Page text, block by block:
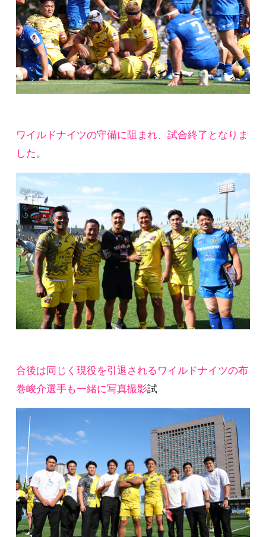
ワイルドナイツの守備に阻まれ、試合終了となりま
した。
合後は同じく現役を引退されるワイルドナイツの布
巻峻介選手も一緒に写真撮影試